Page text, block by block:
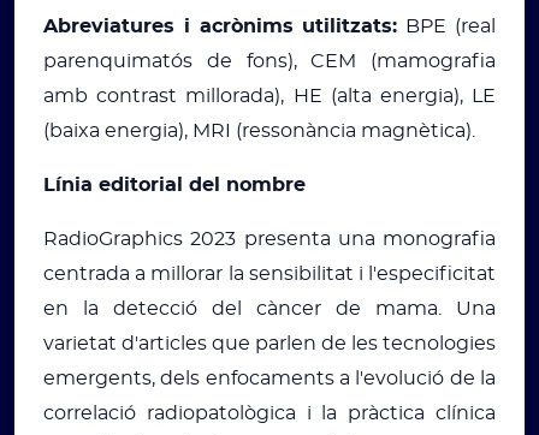
Abreviatures i acrònims utilitzats: BPE (real
parenquimatós de fons), CEM (mamografia
amb contrast millorada), HE (alta energia), LE
(baixa energia), MRI (ressonància magnètica).
Línia editorial del nombre
RadioGraphics 2023 presenta una monografia
centrada a millorar la sensibilitat i l'especificitat
en la detecció del càncer de mama. Una
varietat d'articles que parlen de les tecnologies
emergents, dels enfocaments a l'evolució de la
correlació radiopatològica i la pràctica clínica